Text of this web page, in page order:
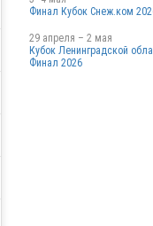
Финал Кубок Снеж.ком
29 апреля – 2 мая
Кубок Ленинградской
Финал 2026